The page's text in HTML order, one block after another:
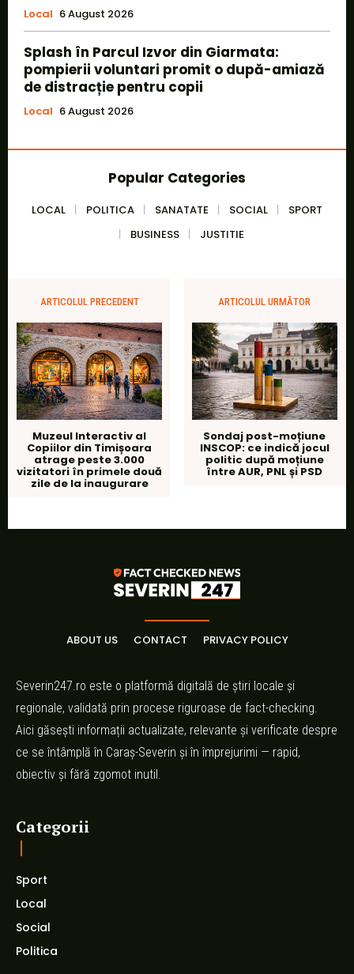
Local 6 August 2026
Splash în Parcul Izvor din Giarmata:
pompierii voluntari promit o după-amiază
de distracție pentru copii
Local 6 August 2026
Popular Categories
LOCAL POLITICA SANATATE SOCIAL
SPORT
BUSINESS
JUSTITIE
ARTICOLUL PRECEDENT
Muzeul Interactiv al
Copiilor din Timișoara
atrage peste 3.000
vizitatori în primele două
zile de la inaugurare
ARTICOLUL URMĂTOR
Sondaj post-moțiune
INSCOP: ce indică jocul
politic după moțiune
între AUR, PNL și PSD
ABOUT US CONTACT PRIVACY POLICY
Severin247.ro este o platformă digitală de știri locale și
regionale, validată prin procese riguroase de fact-checking.
Aici găsești informații actualizate, relevante și verificate despre
ce se întâmplă în Caraș-Severin și în împrejurimi — rapid,
obiectiv și fără zgomot inutil.
Categorii
Sport
Local
Social
Politica